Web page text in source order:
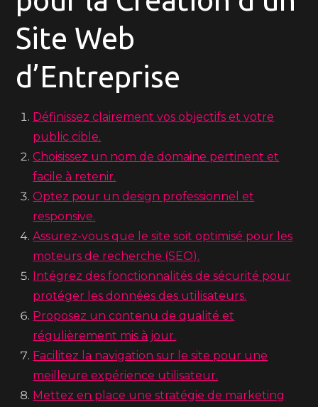
Site Web
d’Entreprise
Définissez clairement vos objectifs et votre
public cible.
Choisissez un nom de domaine pertinent et
facile à retenir.
Optez pour un design professionnel et
responsive.
Assurez-vous que le site soit optimisé pour les
moteurs de recherche (SEO).
Intégrez des fonctionnalités de sécurité pour
protéger les données des utilisateurs.
Proposez un contenu de qualité et
régulièrement mis à jour.
Facilitez la navigation sur le site pour une
meilleure expérience utilisateur.
Mettez en place une stratégie de marketing